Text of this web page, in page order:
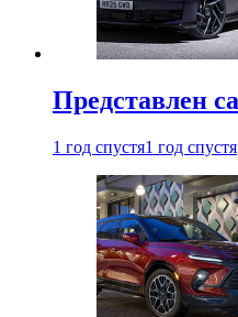
Представлен
1 год спустя1 год спустя